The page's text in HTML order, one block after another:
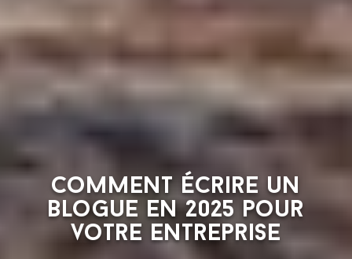
Comment écrire un
blogue en 2025 pour
votre entreprise